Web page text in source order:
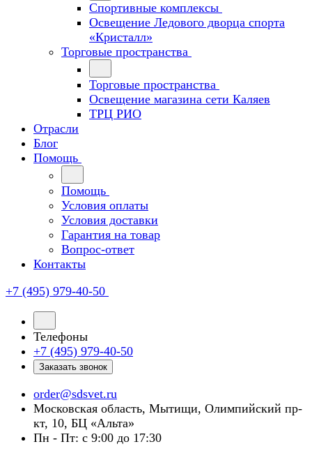
Спортивные комплексы
Освещение Ледового дворца спорта
«Кристалл»
Торговые пространства
Торговые пространства
Освещение магазина сети Каляев
ТРЦ РИО
Отрасли
Блог
Помощь
Помощь
Условия оплаты
Условия доставки
Гарантия на товар
Вопрос-ответ
Контакты
+7 (495) 979-40-50
Телефоны
+7 (495) 979-40-50
Заказать звонок
order@sdsvet.ru
Московская область, Мытищи, Олимпийский пр-
кт, 10, БЦ «Альта»
Пн - Пт: с 9:00 до 17:30